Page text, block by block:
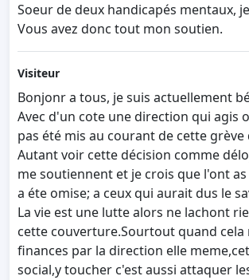
Soeur de deux handicapés mentaux,
Vous avez donc tout mon soutien.
Visiteur
Bonjonr a tous, je suis actuellement
Avec d'un cote une direction qui agis
pas été mis au courant de cette
Autant voir cette décision comme
me soutiennent et je crois que l'ont
a éte omise; a ceux qui aurait dus le
La vie est une lutte alors ne lachont
cette couverture.Sourtout quand
finances par la direction elle
social,y toucher c'est aussi attaquer